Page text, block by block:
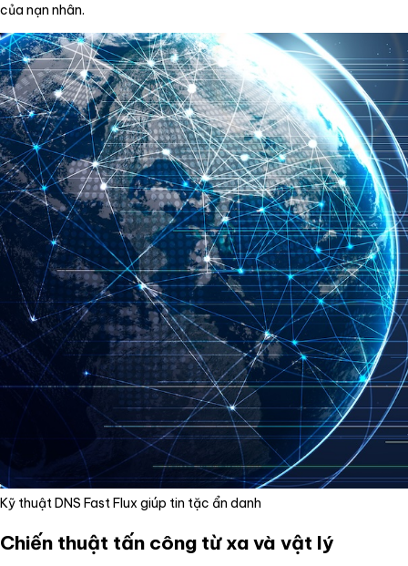
của nạn nhân.
Kỹ thuật DNS Fast Flux giúp tin tặc ẩn danh
Chiến thuật tấn công từ xa và vật lý